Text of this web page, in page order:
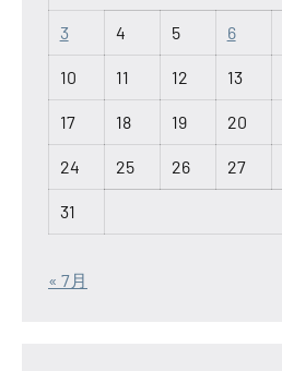
3 4 5 6
10 11 12 13
17 18 19 20
24 25 26 27
31
« 7月